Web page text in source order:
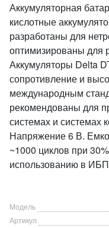
Аккумуляторная
кислотные
разработаны для
оптимизированы для
Аккумуляторы Delta
сопротивление и
международным
рекомендованы для
системах и системах
Напряжение 6 В.
~1000 циклов при
использованию в
Модель
Артикул